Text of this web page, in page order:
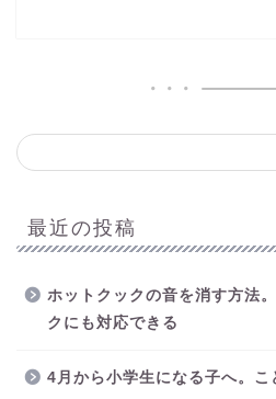
最近の投稿
ホットクックの音を消す方法
クにも対応できる
4月から小学生になる子へ。